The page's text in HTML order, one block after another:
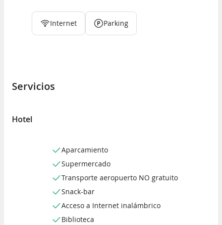
Internet Parking
Servicios
Hotel
Aparcamiento
Supermercado
Transporte aeropuerto NO gratuito
Snack-bar
Acceso a Internet inalámbrico
Biblioteca